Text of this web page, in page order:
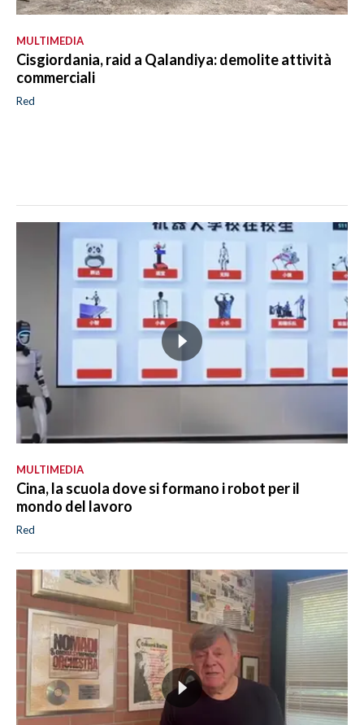
MULTIMEDIA
Cisgiordania, raid a Qalandiya: demolite attività
commerciali
Red
MULTIMEDIA
Cina, la scuola dove si formano i robot per il
mondo del lavoro
Red